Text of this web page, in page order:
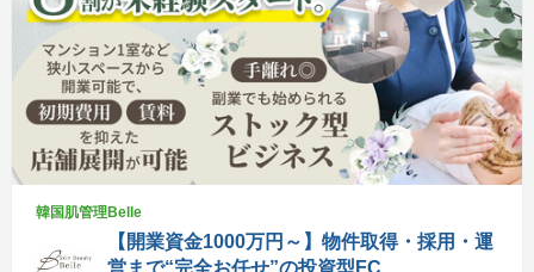
韓国肌管理Belle
【開業資金1000万円～】物件取得・採用・運
営まで“完全お任せ”の投資型FC